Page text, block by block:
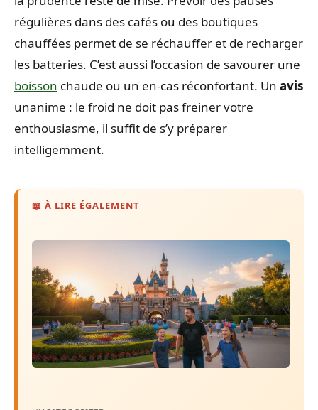
régulières dans des cafés ou des boutiques
chauffées permet de se réchauffer et de recharger
les batteries. C’est aussi l’occasion de savourer une
boisson chaude ou un en-cas réconfortant. Un avis
unanime : le froid ne doit pas freiner votre
enthousiasme, il suffit de s’y préparer
intelligemment.
📖 À LIRE ÉGALEMENT